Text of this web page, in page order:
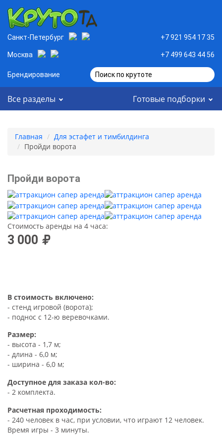
Санкт-Петербург +7 921 954 17 35
Москва +7 499 643 44 56
Брендирование Поиск по крутоте
Все разделы Готовые подборки
Главная
Для эстафет и тимбилдинга
Пройди ворота
Пройди ворота
Стоимость аренды на 4 часа:
3 000
В стоимость включено:
- стенд игровой (ворота);
- поднос с 12-ю веревочками.
Размер:
- высота - 1,7 м;
- длина - 6,0 м;
- ширина - 6,0 м;
Доступное для заказа кол-во:
- 2 комплекта.
Расчетная проходимость:
- 240 человек в час, при условии, что играют 12 человек.
Время игры - 3 минуты.